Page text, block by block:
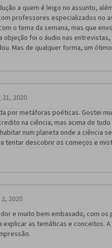
a quem é leigo no assunto,
professores especializados no
o tema da semana, mas que
objeção foi o áudio nas
Mas de qualquer forma, um
2020
por metáforas poéticas. Gostei
na ciência, mas acima de
num planeta onde a ciência
tentar descobrir os começos e
melhorando enquanto
nos guie e nos mostre o
2020
e muito bem embasado, com
explicar as temáticas e conceitos.